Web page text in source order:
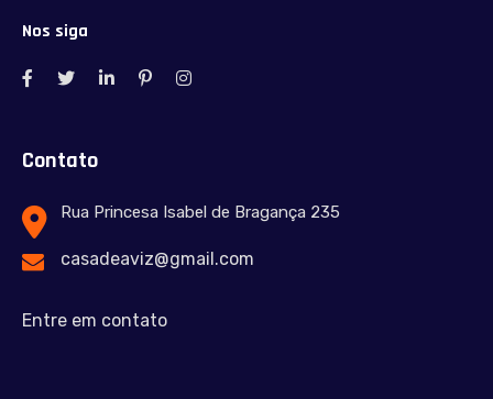
Nos siga
Contato
Rua Princesa Isabel de Bragança 235
casadeaviz@gmail.com
Entre em contato